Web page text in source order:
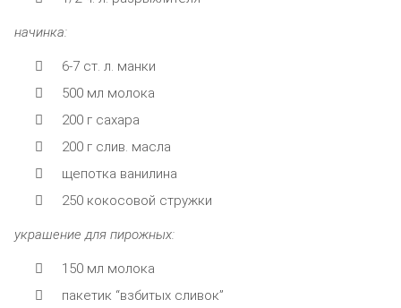
начинка:
6-7 cт. л. манки
500 мл молока
200 г сахара
200 г слив. масла
щепотка ванилина
250 кокосовой стружки
украшение для пирожных:
150 мл молока
пакетик “взбитых сливок”